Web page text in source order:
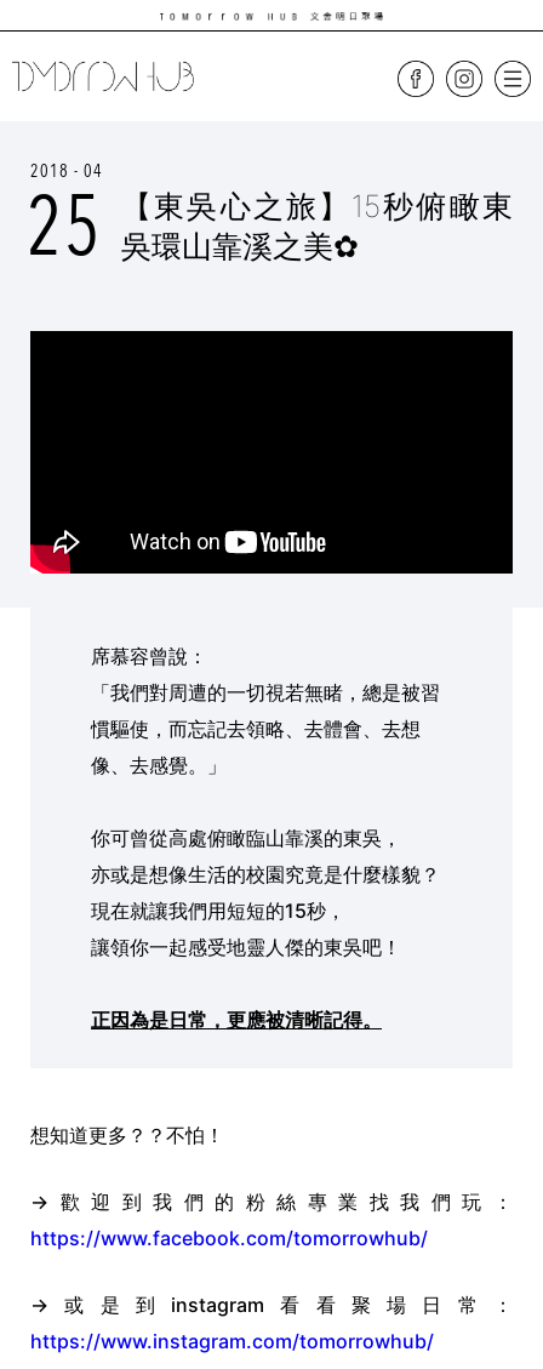
2018 - 04
25
【東吳心之旅】15秒俯瞰東
吳環山靠溪之美✿
席慕容曾說：
「我們對周遭的一切視若無睹，總是被習
慣驅使，而忘記去領略、去體會、去想
像、去感覺。」
你可曾從高處俯瞰臨山靠溪的東吳，
亦或是想像生活的校園究竟是什麼樣貌？
現在就讓我們用短短的15秒，
讓領你一起感受地靈人傑的東吳吧！
正因為是日常，更應被清晰記得。
想知道更多？？不怕！
→歡迎到我們的粉絲專業找我們玩：
https://www.facebook.com/tomorrowhub/
→ 或是到instagram看看聚場日常：
https://www.instagram.com/tomorrowhub/